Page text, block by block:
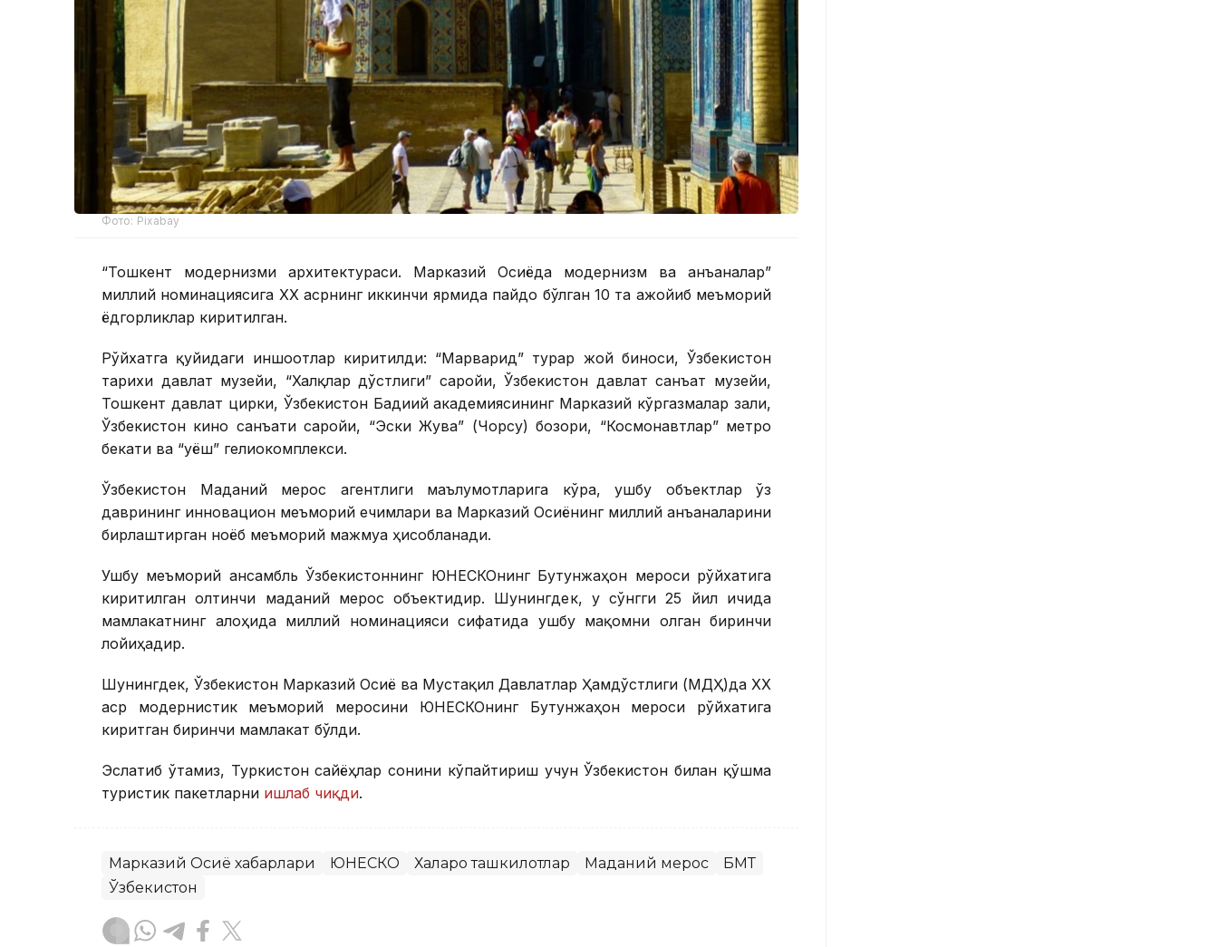
Фото: Pixabay
“Тошкент модернизми архитектураси. Марказий Осиёда модернизм ва анъаналар”
миллий номинациясига ХХ асрнинг иккинчи ярмида пайдо бўлган 10 та ажойиб меъморий
ёдгорликлар киритилган.
Рўйхатга қуйидаги иншоотлар киритилди: “Марварид” турар жой биноси, Ўзбекистон
тарихи давлат музейи, “Халқлар дўстлиги” саройи, Ўзбекистон давлат санъат музейи,
Тошкент давлат цирки, Ўзбекистон Бадиий академиясининг Марказий кўргазмалар зали,
Ўзбекистон кино санъати саройи, “Эски Жува” (Чорсу) бозори, “Космонавтлар” метро
бекати ва “Қуёш” гелиокомплекси.
Ўзбекистон Маданий мерос агентлиги маълумотларига кўра, ушбу объектлар ўз
даврининг инновацион меъморий ечимлари ва Марказий Осиёнинг миллий анъаналарини
бирлаштирган ноёб меъморий мажмуа ҳисобланади.
Ушбу меъморий ансамбль Ўзбекистоннинг ЮНEСКОнинг Бутунжаҳон мероси рўйхатига
киритилган олтинчи маданий мерос объектидир. Шунингдек, у сўнгги 25 йил ичида
мамлакатнинг алоҳида миллий номинацияси сифатида ушбу мақомни олган биринчи
лойиҳадир.
Шунингдек, Ўзбекистон Марказий Осиё ва Мустақил Давлатлар Ҳамдўстлиги (МДҲ)да ХХ
аср модернистик меъморий меросини ЮНEСКОнинг Бутунжаҳон мероси рўйхатига
киритган биринчи мамлакат бўлди.
Эслатиб ўтамиз, Туркистон сайёҳлар сонини кўпайтириш учун Ўзбекистон билан қўшма
туристик пакетларни ишлаб чиқди.
Марказий Осиё хабарлари ЮНЕСКО Халқаро ташкилотлар Маданий мерос
БМТ
Ўзбекистон